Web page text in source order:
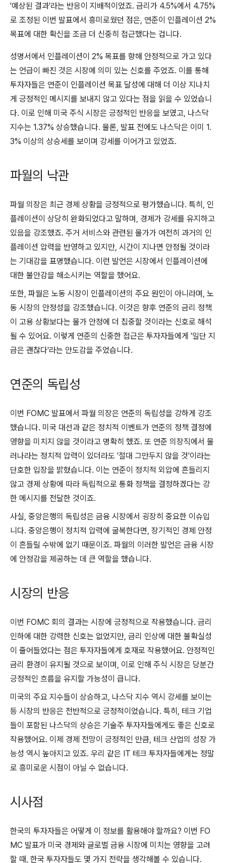
'예상된 결과'라는 반응이 지배적이었죠. 금리가 4.5%에서 4.75%
로 조정된 이번 발표에서 흥미로웠던 점은, 연준이 인플레이션 2%
목표에 대한 확신을 조금 더 신중히 접근했다는 겁니다.
성명서에서 인플레이션이 2% 목표를 향해 안정적으로 가고 있다
는 언급이 빠진 것은 시장에 의미 있는 신호를 주었죠. 이를 통해
투자자들은 연준이 인플레이션 목표 달성에 대해 더 이상 지나치
게 긍정적인 메시지를 보내지 않고 있다는 점을 읽을 수 있었습니
다. 이로 인해 미국 주식 시장은 긍정적인 반응을 보였고, 나스닥
지수는 1.37% 상승했습니다. 물론, 발표 전에도 나스닥은 이미 1.
3% 이상의 상승세를 보이며 강세를 이어가고 있었죠.
파월의 낙관
파월 의장은 최근 경제 상황을 긍정적으로 평가했습니다. 특히, 인
플레이션이 상당히 완화되었다고 말하며, 경제가 강세를 유지하고
있음을 강조했죠. 주거 서비스와 관련된 물가가 여전히 과거의 인
플레이션 압력을 반영하고 있지만, 시간이 지나면 안정될 것이라
는 기대감을 표명했습니다. 이런 발언은 시장에서 인플레이션에
대한 불안감을 해소시키는 역할을 했어요.
또한, 파월은 노동 시장이 인플레이션의 주요 원인이 아니라며, 노
동 시장의 안정성을 강조했습니다. 이것은 향후 연준의 금리 정책
이 고용 상황보다는 물가 안정에 더 집중할 것이라는 신호로 해석
될 수 있어요. 이렇게 연준의 신중한 접근은 투자자들에게 '일단 지
금은 괜찮다'라는 안도감을 주었습니다.
연준의 독립성
이번 FOMC 발표에서 파월 의장은 연준의 독립성을 강하게 강조
했습니다. 미국 대선과 같은 정치적 이벤트가 연준의 정책 결정에
영향을 미치지 않을 것이라고 명확히 했죠. 또 연준 의장직에서 물
러나라는 정치적 압력이 있더라도 '절대 그만두지 않을 것'이라는
단호한 입장을 밝혔습니다. 이는 연준이 정치적 외압에 흔들리지
않고 경제 상황에 따라 독립적으로 통화 정책을 결정하겠다는 강
한 메시지를 전달한 것이죠.
사실, 중앙은행의 독립성은 금융 시장에서 굉장히 중요한 이슈입
니다. 중앙은행이 정치적 압력에 굴복한다면, 장기적인 경제 안정
이 흔들릴 수밖에 없기 때문이죠. 파월의 이러한 발언은 금융 시장
에 안정감을 제공하는 데 큰 역할을 했습니다.
시장의 반응
이번 FOMC 회의 결과는 시장에 긍정적으로 작용했습니다. 금리
인하에 대한 강력한 신호는 없었지만, 금리 인상에 대한 불확실성
이 줄어들었다는 점은 투자자들에게 호재로 작용했어요. 안정적인
금리 환경이 유지될 것으로 보이며, 이로 인해 주식 시장은 당분간
긍정적인 흐름을 유지할 가능성이 큽니다.
미국의 주요 지수들이 상승하고, 나스닥 지수 역시 강세를 보이는
등 시장의 반응은 전반적으로 긍정적이었습니다. 특히, 테크 기업
들이 포함된 나스닥의 상승은 기술주 투자자들에게도 좋은 신호로
작용했어요. 이제 경제 전망이 긍정적인 만큼, 테크 산업의 성장 가
능성 역시 높아지고 있죠. 우리 같은 IT 테크 투자자들에게는 정말
로 흥미로운 시점이 아닐 수 없습니다.
시사점
한국의 투자자들은 어떻게 이 정보를 활용해야 할까요? 이번 FO
MC 발표가 미국 경제와 글로벌 금융 시장에 미치는 영향을 고려
할 때, 한국 투자자들도 몇 가지 전략을 생각해볼 수 있습니다.